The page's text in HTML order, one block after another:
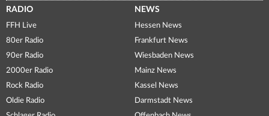
RADIO
FFH Live
80er Radio
90er Radio
2000er Radio
Rock Radio
Oldie Radio
NEWS
Hessen News
Frankfurt News
Wiesbaden News
Mainz News
Kassel News
Darmstadt News